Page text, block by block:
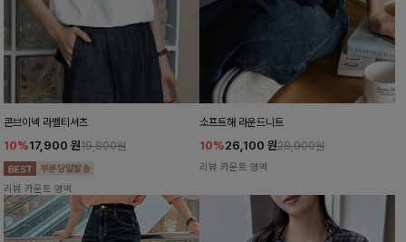
콘브이넥 라벨티셔츠
10%17,900 원19,800원
리뷰 카운트 영역
소프트해 라운드니트
10%26,100 원28,900원
리뷰 카운트 영역